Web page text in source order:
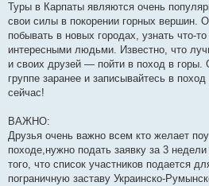
Туры в Карпаты являются очень
свои силы в покорении горных вершин.
побывать в новых городах, узнать что-
интересными людьми. Известно, что
и своих друзей — пойти в поход в горы.
группе заранее и записывайтесь в
сейчас!
ВАЖНО:
Друзья очень важно всем кто желает
походе,нужно подать заявку за 3
того, что список участников подается
пограничную заставу Украинско-